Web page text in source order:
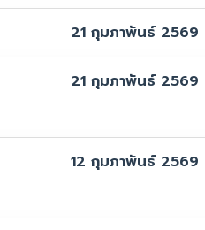
21 กุมภาพันธ์ 2569
21 กุมภาพันธ์ 2569
12 กุมภาพันธ์ 2569